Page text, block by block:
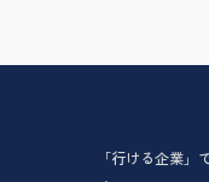
「行ける企業